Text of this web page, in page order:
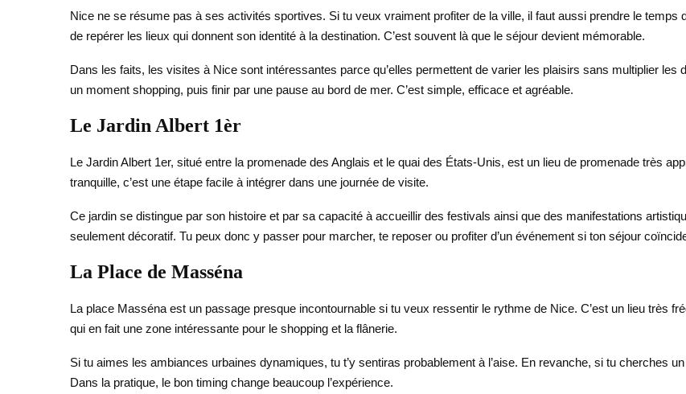
Nice ne se résume pas à ses activités sportives. Si tu veux vraiment profiter de la ville, il faut aussi prendre le
de repérer les lieux qui donnent son identité à la destination. C’est souvent là que le séjour devient mémorable.
Dans les faits, les visites à Nice sont intéressantes parce qu’elles permettent de varier les plaisirs sans multiplier les
un moment shopping, puis finir par une pause au bord de mer. C’est simple, efficace et agréable.
Le Jardin Albert 1èr
Le Jardin Albert 1er, situé entre la promenade des Anglais et le quai des États-Unis, est un lieu de promenade très
tranquille, c’est une étape facile à intégrer dans une journée de visite.
Ce jardin se distingue par son histoire et par sa capacité à accueillir des festivals ainsi que des manifestations
seulement décoratif. Tu peux donc y passer pour marcher, te reposer ou profiter d’un événement si ton séjour
La Place de Masséna
La place Masséna est un passage presque incontournable si tu veux ressentir le rythme de Nice. C’est un lieu très
qui en fait une zone intéressante pour le shopping et la flânerie.
Si tu aimes les ambiances urbaines dynamiques, tu t’y sentiras probablement à l’aise. En revanche, si tu cherches
Dans la pratique, le bon timing change beaucoup l’expérience.